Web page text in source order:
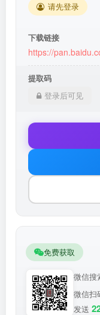
请先登录
下载链接
https://
提取码
登录后可见
免费获取
微信搜
微信扫
发送